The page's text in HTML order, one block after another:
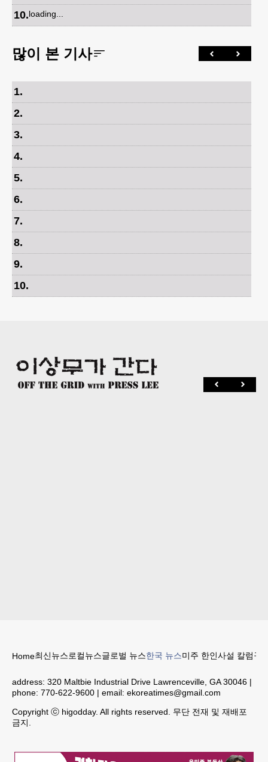
10.loading...
많이 본 기사
1.
2.
3.
4.
5.
6.
7.
8.
9.
10.
Home최신뉴스로컬뉴스글로벌 뉴스한국 뉴스미주 한인사설 칼럼구
address: 320 Maltbie Industrial Drive Lawrenceville, GA 30046 |
phone: 770-622-9600 | email: ekoreatimes@gmail.com
Copyright ⓒ higodday. All rights reserved. 무단 전재 및 재배포
금지.